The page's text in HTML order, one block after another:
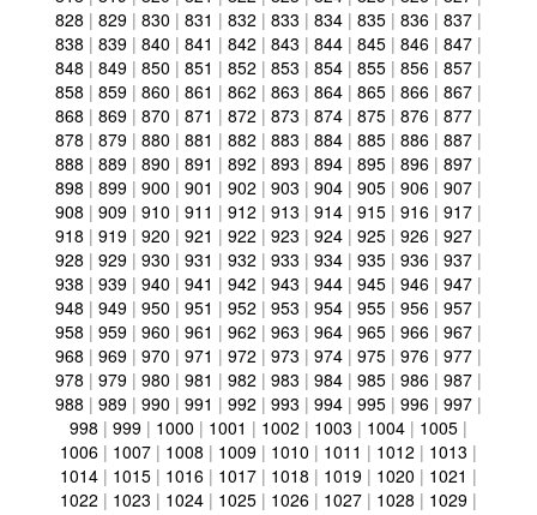
828 | 829 | 830 | 831 | 832 | 833 | 834 | 835 | 836 | 837 |
838 | 839 | 840 | 841 | 842 | 843 | 844 | 845 | 846 | 847 |
848 | 849 | 850 | 851 | 852 | 853 | 854 | 855 | 856 | 857 |
858 | 859 | 860 | 861 | 862 | 863 | 864 | 865 | 866 | 867 |
868 | 869 | 870 | 871 | 872 | 873 | 874 | 875 | 876 | 877 |
878 | 879 | 880 | 881 | 882 | 883 | 884 | 885 | 886 | 887 |
888 | 889 | 890 | 891 | 892 | 893 | 894 | 895 | 896 | 897 |
898 | 899 | 900 | 901 | 902 | 903 | 904 | 905 | 906 | 907 |
908 | 909 | 910 | 911 | 912 | 913 | 914 | 915 | 916 | 917 |
918 | 919 | 920 | 921 | 922 | 923 | 924 | 925 | 926 | 927 |
928 | 929 | 930 | 931 | 932 | 933 | 934 | 935 | 936 | 937 |
938 | 939 | 940 | 941 | 942 | 943 | 944 | 945 | 946 | 947 |
948 | 949 | 950 | 951 | 952 | 953 | 954 | 955 | 956 | 957 |
958 | 959 | 960 | 961 | 962 | 963 | 964 | 965 | 966 | 967 |
968 | 969 | 970 | 971 | 972 | 973 | 974 | 975 | 976 | 977 |
978 | 979 | 980 | 981 | 982 | 983 | 984 | 985 | 986 | 987 |
988 | 989 | 990 | 991 | 992 | 993 | 994 | 995 | 996 | 997 |
998 | 999 | 1000 | 1001 | 1002 | 1003 | 1004 | 1005 |
1006 | 1007 | 1008 | 1009 | 1010 | 1011 | 1012 | 1013 |
1014 | 1015 | 1016 | 1017 | 1018 | 1019 | 1020 | 1021 |
1022 | 1023 | 1024 | 1025 | 1026 | 1027 | 1028 | 1029 |